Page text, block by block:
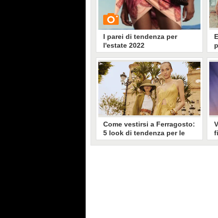
I parei di tendenza per
l'estate 2022
GUARDA
12020 • diStile e trend
Come vestirsi a Ferragosto:
5 look di tendenza per le
feste al mare e in città